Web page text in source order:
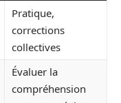
Pratique,
corrections
collectives
Évaluer la
compréhension